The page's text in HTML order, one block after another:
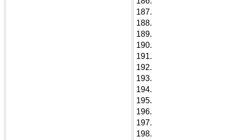
187.
188.
189.
190.
191.
192.
193.
194.
195.
196.
197.
198.